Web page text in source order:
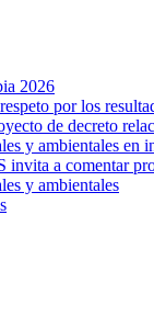
2026
por los
de decreto
y ambientales en
a comentar
y ambientales